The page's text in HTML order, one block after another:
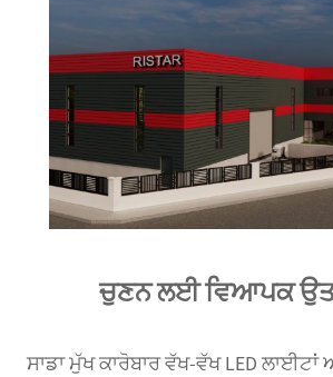
ਚੁਣਨ ਲਈ ਵਿਆਪਕ
ਸਾਡਾ ਮੁੱਖ ਕਾਰੋਬਾਰ ਵੱਖ-ਵੱਖ LED ਲਾਈਟਾਂ